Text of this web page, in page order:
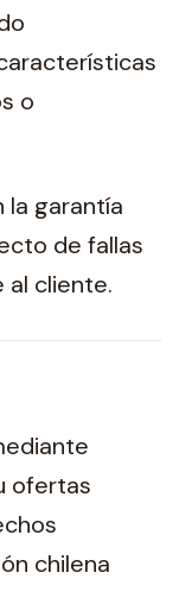
o
la garantía
de fallas
al cliente.
ofertas
chilena